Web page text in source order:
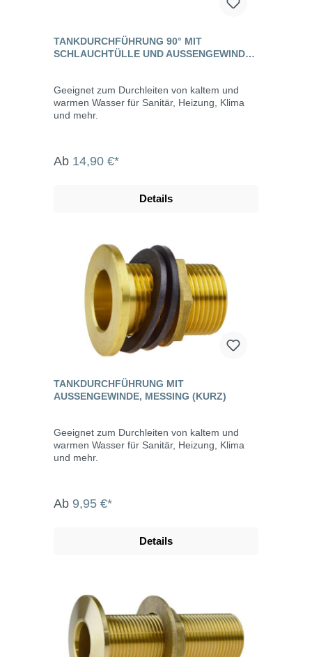
TANKDURCHFÜHRUNG 90° MIT
SCHLAUCHTÜLLE UND AUSSENGEWINDE, M
Geeignet zum Durchleiten von kaltem und
warmen Wasser für Sanitär, Heizung, Klima
und mehr.
Ab 14,90 €*
Details
TANKDURCHFÜHRUNG MIT
AUSSENGEWINDE, MESSING (KURZ)
Geeignet zum Durchleiten von kaltem und
warmen Wasser für Sanitär, Heizung, Klima
und mehr.
Ab 9,95 €*
Details